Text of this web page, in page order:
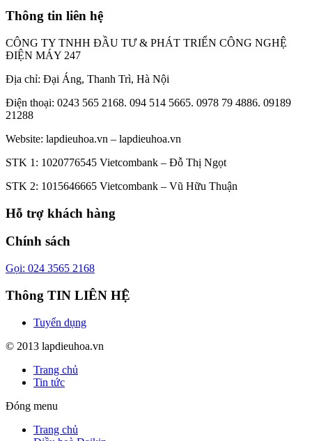
Thông tin liên hệ
CÔNG TY TNHH ĐẦU TƯ & PHÁT TRIỂN CÔNG NGHỆ
ĐIỆN MÁY 247
Địa chỉ: Đại Áng, Thanh Trì, Hà Nội
Điện thoại: 0243 565 2168. 094 514 5665. 0978 79 4886. 09189
21288
Website: lapdieuhoa.vn – lapdieuhoa.vn
STK 1: 1020776545 Vietcombank – Đỗ Thị Ngọt
STK 2: 1015646665 Vietcombank – Vũ Hữu Thuận
Hỗ trợ khách hàng
Chính sách
Gọi: 024 3565 2168
Thông TIN LIÊN HỆ
Tuyển dụng
© 2013 lapdieuhoa.vn
Trang chủ
Tin tức
Đóng menu
Trang chủ